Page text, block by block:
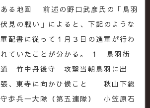
ある地図 前述の野口武彦氏の「鳥羽
伏見の戦い」によると、下記のような
軍配書に従って１月３日の進軍が行わ
れていたことが分かる。 １ 鳥羽街
道 竹中丹後守 攻撃当朝鳥羽に出
張、東寺に向かひ候こと 秋山下総
守歩兵一大隊（第五連隊） 小笠原石